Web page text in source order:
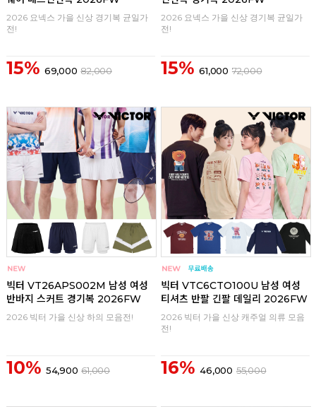
2026 요넥스 가을 신상 경기복 균일가
전!
15% 69,000 82,000
2026 요넥스 가을 신상 경기복 균일가
전!
15% 61,000 72,000
빅터 VT26APS002M 남성 여성
반바지 스커트 경기복 2026FW
2026 빅터 가을 신상 하의 모음전!
10% 54,900 61,000
빅터 VTC6CTO100U 남성 여성
티셔츠 반팔 긴팔 데일리 2026FW
2026 빅터 가을 신상 캐주얼 의류 모음
전!
16% 46,000 55,000